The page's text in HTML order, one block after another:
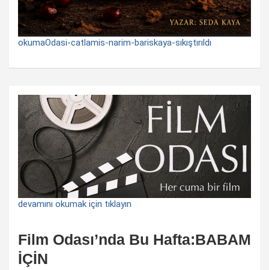
okumaOdasi-catlamis-narim-bariskaya-sıkıştırıldı
devamını okumak için tıklayın
Film Odası’nda Bu Hafta:BABAM
İÇİN